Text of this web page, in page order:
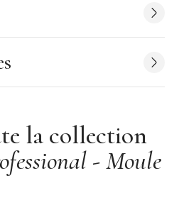
à l'unité
la collection
- Moule